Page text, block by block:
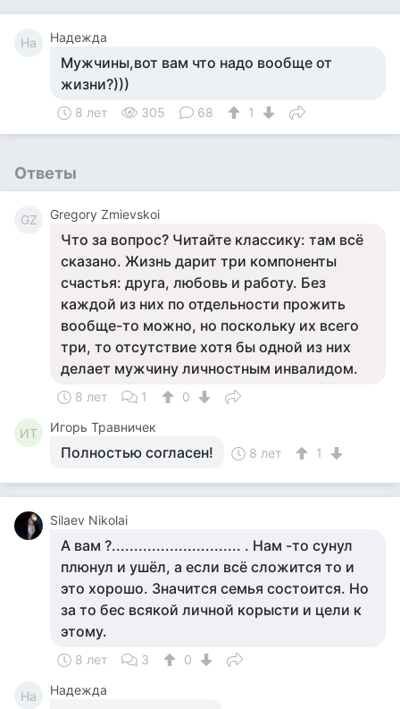
На Надежда
Мужчины,вот вам что надо вообще от
жизни?)))
8 лет 305 68 1
Ответы
GZ Gregory Zmievskoi
Что за вопрос? Читайте классику: там всё
сказано. Жизнь дарит три компоненты
счастья: друга, любовь и работу. Без
каждой из них по отдельности прожить
вообще-то можно, но поскольку их всего
три, то отсутствие хотя бы одной из них
делает мужчину личностным инвалидом.
8 лет 1 0
ИТ Игорь Травничек
Полностью согласен! 8 лет 1
Silaev Nikolai
А вам ?............................. . Нам -то сунул
плюнул и ушёл, а если всё сложится то и
это хорошо. Значится семья состоится. Но
за то бес всякой личной корысти и цели к
этому.
8 лет 3 0
На Надежда